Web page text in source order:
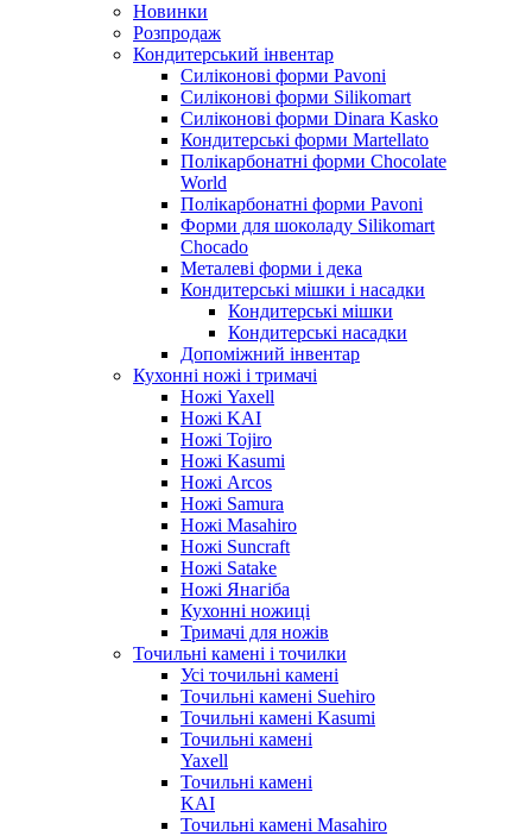
Новинки
Розпродаж
Кондитерський інвентар
Силіконові форми Pavoni
Силіконові форми Silikomart
Силіконові форми Dinara Kasko
Кондитерські форми Martellato
Полікарбонатні форми Chocolate
World
Полікарбонатні форми Pavoni
Форми для шоколаду Silikomart
Chocado
Металеві форми і дека
Кондитерські мішки і насадки
Кондитерські мішки
Кондитерські насадки
Допоміжний інвентар
Кухонні ножі і тримачі
Ножі Yaxell
Ножі KAI
Ножі Tojiro
Ножі Kasumi
Ножі Arcos
Ножі Samura
Ножі Masahiro
Ножі Suncraft
Ножі Satake
Ножі Янагіба
Кухонні ножиці
Тримачі для ножів
Точильні камені і точилки
Усі точильні камені
Точильні камені Suehiro
Точильні камені Kasumi
Точильні камені
Yaxell
Точильні камені
KAI
Точильні камені Masahiro